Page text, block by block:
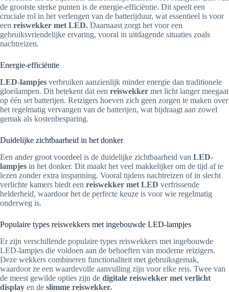
de grootste sterke punten is de energie-efficiëntie. Dit speelt een
cruciale rol in het verlengen van de batterijduur, wat essentieel is voor
een reiswekker met LED. Daarnaast zorgt het voor een
gebruiksvriendelijke ervaring, vooral in uitdagende situaties zoals
nachtreizen.
Energie-efficiëntie
LED-lampjes verbruiken aanzienlijk minder energie dan traditionele
gloeilampen. Dit betekent dat een reiswekker met licht langer meegaat
op één set batterijen. Reizigers hoeven zich geen zorgen te maken over
het regelmatig vervangen van de batterijen, wat bijdraagt aan zowel
gemak als kostenbesparing.
Duidelijke zichtbaarheid in het donker
Een ander groot voordeel is de duidelijke zichtbaarheid van LED-
lampjes in het donker. Dit maakt het veel makkelijker om de tijd af te
lezen zonder extra inspanning. Vooral tijdens nachtreizen of in slecht
verlichte kamers biedt een reiswekker met LED verfrissende
helderheid, waardoor het de perfecte keuze is voor wie regelmatig
onderweg is.
Populaire types reiswekkers met ingebouwde LED-lampjes
Er zijn verschillende populaire types reiswekkers met ingebouwde
LED-lampjes die voldoen aan de behoeften van moderne reizigers.
Deze wekkers combineren functionaliteit met gebruiksgemak,
waardoor ze een waardevolle aanvulling zijn voor elke reis. Twee van
de meest gewilde opties zijn de digitale reiswekker met verlicht
display en de slimme reiswekker.